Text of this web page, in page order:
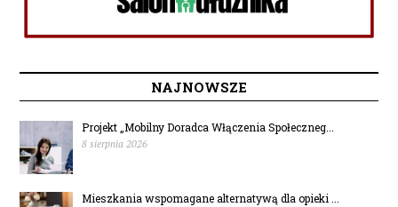
NAJNOWSZE
Projekt „Mobilny Doradca Włączenia Społeczneg...
8 sierpnia 2026
Mieszkania wspomagane alternatywą dla opieki ...